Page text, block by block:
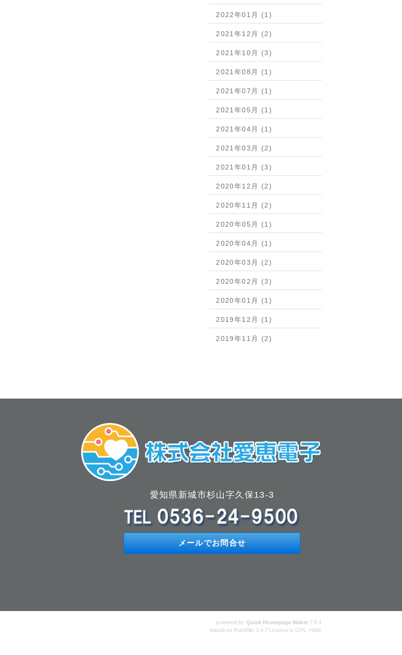
2022年01月 (1)
2021年12月 (2)
2021年10月 (3)
2021年08月 (1)
2021年07月 (1)
2021年05月 (1)
2021年04月 (1)
2021年03月 (2)
2021年01月 (3)
2020年12月 (2)
2020年11月 (2)
2020年05月 (1)
2020年04月 (1)
2020年03月 (2)
2020年02月 (3)
2020年01月 (1)
2019年12月 (1)
2019年11月 (2)
愛知県新城市杉山字久保13-3
メールでお問合せ
powered by Quick Homepage Maker7.6.4
based on PukiWiki 1.4.7 License is GPL. HAIK